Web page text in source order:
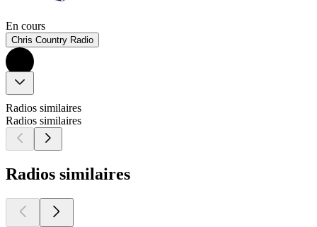
En cours
Chris Country Radio
Radios similaires
Radios similaires
Radios similaires